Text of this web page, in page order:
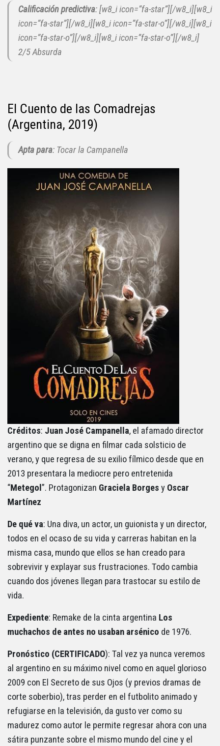
Calificación predictiva: [w8_i icon=”fa-star”][/w8_i][w8_i
icon=”fa-star”][/w8_i][w8_i icon=”fa-star-o”][/w8_i][w8_i
icon=”fa-star-o”][/w8_i][w8_i icon=”fa-star-o”][/w8_i]
2/5 Absurda
El Cuento de las Comadrejas
(Argentina, 2019)
Apta para: Tocar la Campanella
Créditos: Juan José Campanella, el afamado director
argentino que se digna en filmar cada solsticio de
verano, y que regresa de su exilio fílmico desde que en
2013 presentara la mediocre pero entretenida
“Metegol ”. Protagonizan Graciela Borges y Oscar
Martínez
De qué va: Una diva, un actor, un guionista y un director,
todos en el ocaso de su vida y carreras habitan en la
misma casa, mundo que ellos se han creado para
sobrevivir y explayar sus frustraciones. Todo cambia
cuando dos jóvenes llegan para trastocar su estilo de
vida.
Expediente: Remake de la cinta argentina Los
muchachos de antes no usaban arsénico de 1976.
Pronóstico (CERTIFICADO): Tal vez ya nunca veremos
al argentino en su máximo nivel como en aquel glorioso
2009 con El Secreto de sus Ojos (y previos dramas de
corte soberbio), tras perder en el futbolito animado y
refugiarse en la televisión, da gusto ver como su
madurez como autor le permite regresar ahora con una
sátira punzante sobre el mismo mundo del cine y el